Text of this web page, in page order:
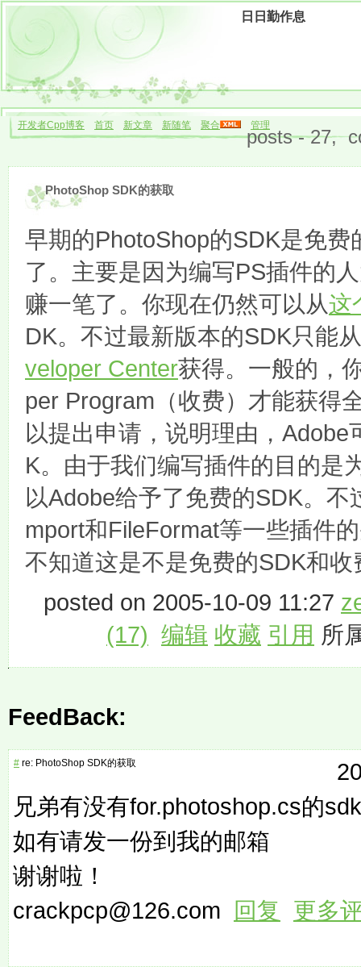
日日勤作息
开发者Cpp博客 首页 新文章 新随笔 聚合 管理
posts - 27,
PhotoShop SDK的获取
早期的PhotoShop的SDK是免
了。主要是因为编写PS插件的
赚一笔了。你现在仍然可以从这
DK。不过最新版本的SDK只能从
veloper Center获得。一般的，
per Program（收费）才能获得
以提出申请，说明理由，
K。由于我们编写插件的目的是
以Adobe给予了免费的SDK。
mport和FileFormat等一些插件
不知道这是不是免费的SDK和
posted on 2005-10-09 11:27
(17) 编辑 收藏 引用 所
FeedBack:
# re: PhotoShop SDK的获取
兄弟有没有for.photoshop.cs的
如有请发一份到我的邮箱
谢谢啦！
crackpcp@126.com 回复 更多